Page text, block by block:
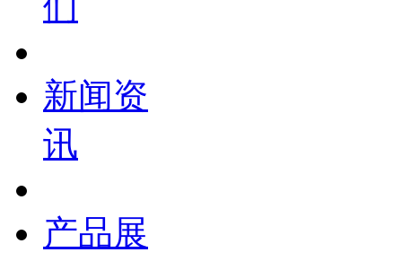
新闻资
讯
产品展